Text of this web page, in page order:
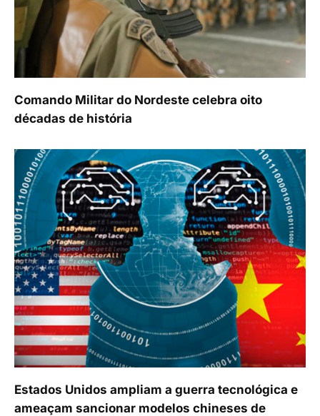
Comando Militar do Nordeste celebra oito
décadas de história
Estados Unidos ampliam a guerra tecnológica e
ameaçam sancionar modelos chineses de